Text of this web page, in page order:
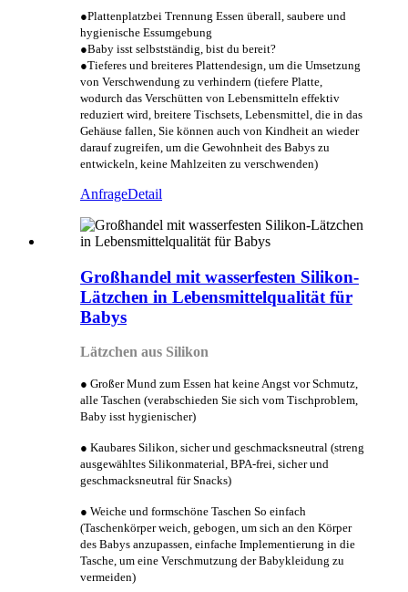
●Plattenplatzbei Trennung Essen überall, saubere und
hygienische Essumgebung
●Baby isst selbstständig, bist du bereit?
●Tieferes und breiteres Plattendesign, um die Umsetzung
von Verschwendung zu verhindern (tiefere Platte,
wodurch das Verschütten von Lebensmitteln effektiv
reduziert wird, breitere Tischsets, Lebensmittel, die in das
Gehäuse fallen, Sie können auch von Kindheit an wieder
darauf zugreifen, um die Gewohnheit des Babys zu
entwickeln, keine Mahlzeiten zu verschwenden)
AnfrageDetail
Großhandel mit wasserfesten Silikon-
Lätzchen in Lebensmittelqualität für
Babys
Lätzchen aus Silikon
● Großer Mund zum Essen hat keine Angst vor Schmutz,
alle Taschen (verabschieden Sie sich vom Tischproblem,
Baby isst hygienischer)
● Kaubares Silikon, sicher und geschmacksneutral (streng
ausgewähltes Silikonmaterial, BPA-frei, sicher und
geschmacksneutral für Snacks)
● Weiche und formschöne Taschen So einfach
(Taschenkörper weich, gebogen, um sich an den Körper
des Babys anzupassen, einfache Implementierung in die
Tasche, um eine Verschmutzung der Babykleidung zu
vermeiden)